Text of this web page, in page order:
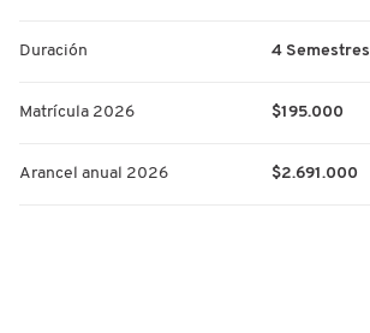
Duración 4 Semestres
Matrícula 2026 $195.000
Arancel anual 2026 $2.691.000